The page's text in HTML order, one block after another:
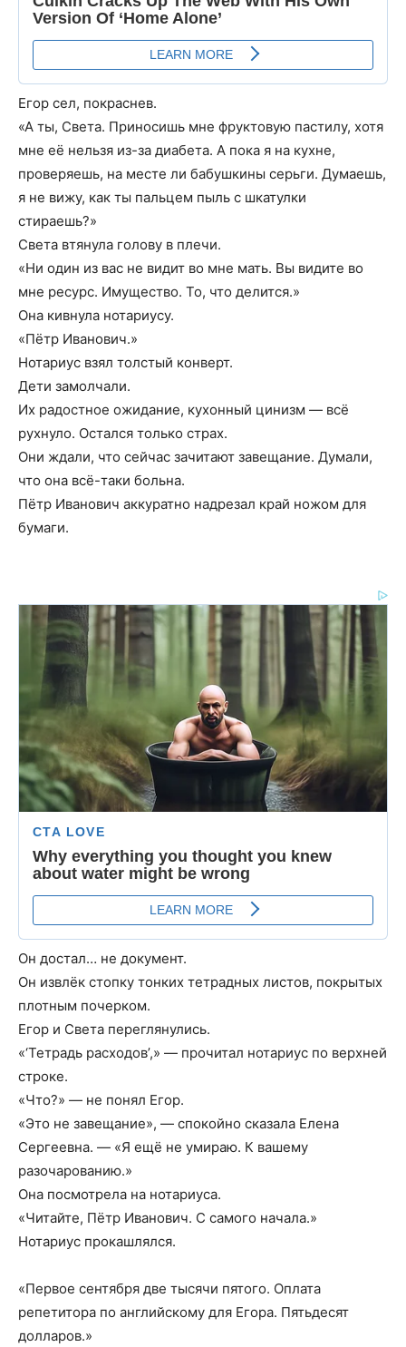
Егор сел, покраснев.
«А ты, Света. Приносишь мне фруктовую пастилу, хотя
мне её нельзя из-за диабета. А пока я на кухне,
проверяешь, на месте ли бабушкины серьги. Думаешь,
я не вижу, как ты пальцем пыль с шкатулки
стираешь?»
Света втянула голову в плечи.
«Ни один из вас не видит во мне мать. Вы видите во
мне ресурс. Имущество. То, что делится.»
Она кивнула нотариусу.
«Пётр Иванович.»
Нотариус взял толстый конверт.
Дети замолчали.
Их радостное ожидание, кухонный цинизм — всё
рухнуло. Остался только страх.
Они ждали, что сейчас зачитают завещание. Думали,
что она всё-таки больна.
Пётр Иванович аккуратно надрезал край ножом для
бумаги.
Он достал… не документ.
Он извлёк стопку тонких тетрадных листов, покрытых
плотным почерком.
Егор и Света переглянулись.
«‘Тетрадь расходов’,» — прочитал нотариус по верхней
строке.
«Что?» — не понял Егор.
«Это не завещание», — спокойно сказала Елена
Сергеевна. — «Я ещё не умираю. К вашему
разочарованию.»
Она посмотрела на нотариуса.
«Читайте, Пётр Иванович. С самого начала.»
Нотариус прокашлялся.
«Первое сентября две тысячи пятого. Оплата
репетитора по английскому для Егора. Пятьдесят
долларов.»